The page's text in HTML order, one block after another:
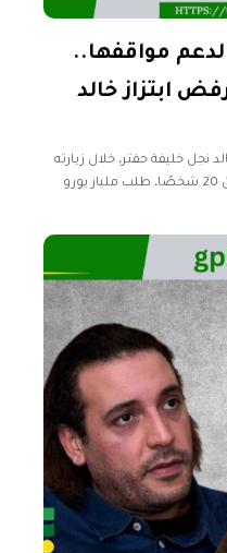
مواقفها..
ابتزاز خالد
نجل خليفة حفتر، خلال زيارته
الأخيرة إلى أثينا على رأس وفد مكوّن من 20 شخصًا، طلب مليار يورو
الصحيفة